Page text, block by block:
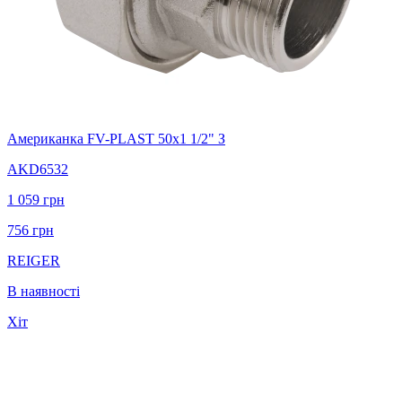
Американка FV-PLAST 50x1 1/2" З
AKD6532
1 059 грн
756 грн
REIGER
В наявності
Хіт